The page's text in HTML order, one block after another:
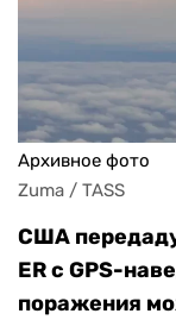
Архивное фото
Zuma / TASS
США
ER c GPS-
поражения